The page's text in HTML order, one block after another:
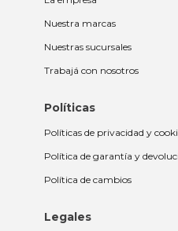
Nuestra marcas
Nuestras sucursales
Trabajá con nosotros
Políticas
Políticas de privacidad y
Política de garantía y
Política de cambios
Legales